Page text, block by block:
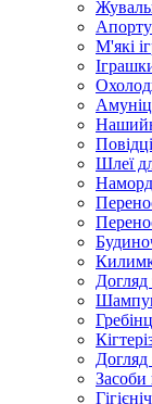
М'які
Шлеї
Догляд
Догляд
Засоби